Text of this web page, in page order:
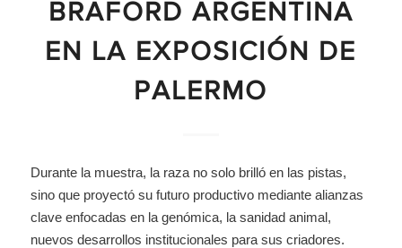
BRAFORD ARGENTINA
EN LA EXPOSICIÓN DE
PALERMO
Durante la muestra, la raza no solo brilló en las pistas,
sino que proyectó su futuro productivo mediante alianzas
clave enfocadas en la genómica, la sanidad animal,
nuevos desarrollos institucionales para sus criadores.